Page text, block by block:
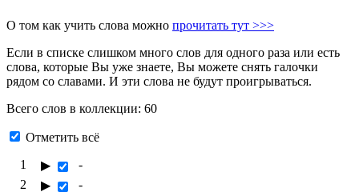
О том как учить слова можно прочитать тут >>>
Если в списке слишком много слов для одного раза или есть
слова, которые Вы уже знаете, Вы можете снять галочки
рядом со славами. И эти слова не будут проигрываться.
Всего слов в коллекции: 60
Отметить всё
1
▶
-
2
▶
-